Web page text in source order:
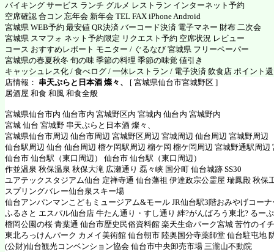
バイキング サービス ランチ グルメ レストラン インターネット予約
空席確認 合コン 忘年会 新年会 TEL FAX iPhone Android
宮城県 WEB予約 最安値 QR決済 バーコード決済 電子マネー 財布 二次会
宮城県 スマフォ ネット予約限定 リクエスト予約 空席状況 レビュー
コース おすすめレポート モニター / ぐるなび 宮城県 フリーペーパー
宮城県の春夏秋冬 旬の味 季節の料理 季節の味覚 値引き
キャッシュレス化 / 食べログ / 一休レストラン / 電子決済 飲食店 ポイント
店情報： 串天ぷらと日本酒 燦々、
[ 宮城県仙台市宮城野区 ]
居酒屋 和食 和風 和食全般
宮城県仙台市内 仙台市内 宮城野区内 宮城内 仙台内 宮城野内
宮城 仙台 宮城野 串天ぷらと日本酒 燦々、
宮城県仙台市周辺 仙台市周辺 宮城野区周辺 宮城周辺 仙台周辺 宮城野周辺
仙台駅周辺 仙台 仙台周辺 榴ケ岡駅周辺 榴ケ岡 榴ケ岡周辺 宮城野通駅周辺
仙台市 仙台駅（東口周辺） 仙台市 仙台駅（東口周辺）
作並温泉 秋保温泉 秋保大滝 広瀬通り 磊々峡 国分町 仙台城跡 SS30
ユアテックスタジアム仙台 定禅寺通 仙台藩祖 伊達政宗公霊屋 瑞鳳殿 秋保
スプリングバレー仙台泉スキー場
仙台アンパンマンこどもミュージアム&モール JR仙台駅3階おみやげコー
ふるさと エスパル仙台店 牛たん通り・すし通り 絆?がんばろう東北? るー
榴岡公園の桜 青葉通 仙台市歴史民俗資料館 楽天生命パーク宮城 苦竹のイ
東北ろっけんパーク カメイ美術館 仙台朝市 陸奥国分寺薬師堂 仙台駐屯地
(公財)仙台観光コンベンション協会 仙台市中央卸売市場 三瀧山不動院